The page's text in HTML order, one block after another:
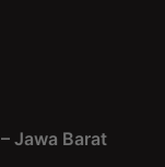
Jawa Barat